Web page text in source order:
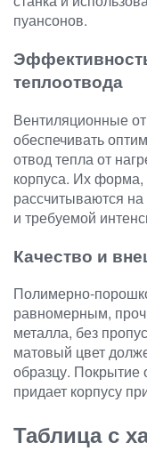
пуансонов.
теплоотвода
Вентиляционные
обеспечивать
отвод тепла от
корпуса. Их
рассчитываются
и требуемой
Качество и
Полимерно-
равномерным,
металла, без
матовый цвет
образцу. Покрытие
придает корпусу
Таблица с